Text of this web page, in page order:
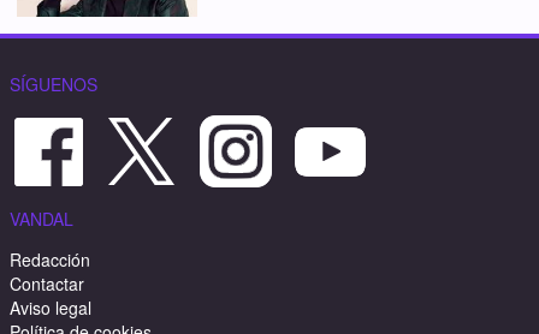
SÍGUENOS
VANDAL
Redacción
Contactar
Aviso legal